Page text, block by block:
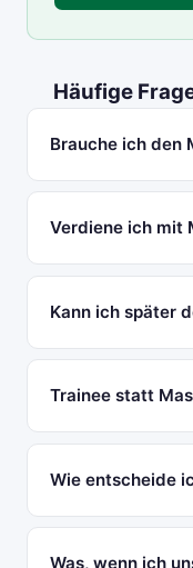
Häufige
Brauche ich den
Verdiene ich mit
Kann ich später
Trainee statt
Wie entscheide
Was, wenn ich